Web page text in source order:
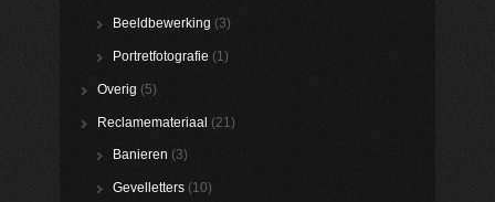
Beeldbewerking (3)
Portretfotografie (1)
Overig (5)
Reclamemateriaal (21)
Banieren (3)
Gevelletters (10)